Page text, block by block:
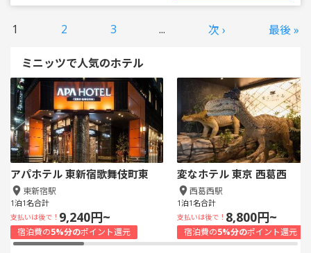
1 2 3 ... 次 › 最後 »
ミニッツで人気のホテル
アパホテル 東新宿歌舞伎町東
東新宿駅
1泊1名合計
支払いは後で！ 9,240円~
宿泊費の5%分のポイント還元
変なホテル 東京 西葛西
西葛西駅
1泊1名合計
支払いは後で！ 8,800円~
宿泊費の5%分のポイント還元